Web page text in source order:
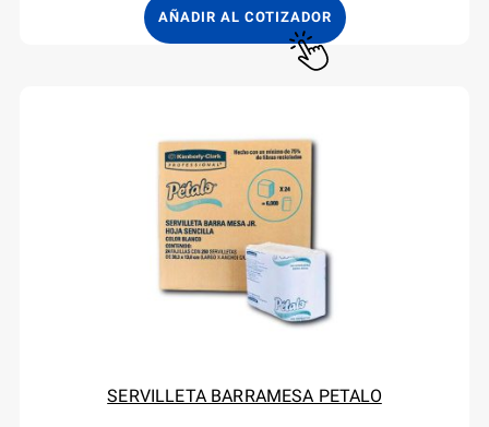
AÑADIR AL COTIZADOR
SERVILLETA BARRAMESA PETALO